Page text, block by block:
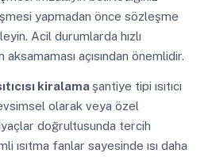
yapmadan önce sözleşme
Acil durumlarda hızlı
açısından önemlidir.
kiralama şantiye tipi ısıtıcı
olarak veya özel
doğrultusunda tercih
ısıtma fanlar sayesinde ısı daha